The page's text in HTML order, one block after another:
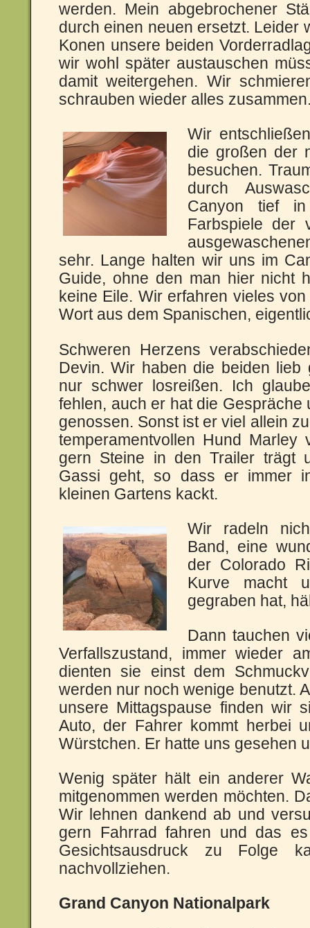
werden. Mein abgebrochener
durch einen neuen ersetzt. Leider
Konen unsere beiden
wir wohl später austauschen
damit weitergehen. Wir
schrauben wieder alles
Wir
die großen der
besuchen.
durch
Canyon tief
Farbspiele der
sehr. Lange halten wir uns im
Guide, ohne den man hier nicht
keine Eile. Wir erfahren vieles
Wort aus dem Spanischen,
Schweren Herzens
Devin. Wir haben die beiden lieb
nur schwer losreißen. Ich
fehlen, auch er hat die Gespräche
genossen. Sonst ist er viel allein
temperamentvollen Hund
gern Steine in den Trailer trägt
Gassi geht, so dass er immer
kleinen Gartens kackt.
Wir radeln
Band, eine
der Colorado
Kurve macht
gegraben hat,
Dann tauchen
Verfallszustand, immer wieder
dienten sie einst dem
werden nur noch wenige benutzt.
unsere Mittagspause finden wir
Auto, der Fahrer kommt herbei
Würstchen. Er hatte uns gesehen
Wenig später hält ein anderer
mitgenommen werden möchten.
Wir lehnen dankend ab und
gern Fahrrad fahren und das
Gesichtsausdruck zu Folge
nachvollziehen.
Grand Canyon Nationalpark